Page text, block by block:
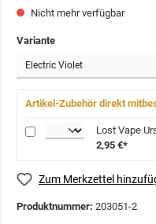
Nicht mehr verfügbar
Variante
Artikel-Zubehör direkt
2,95 €*
Zum Merkzettel
Produktnummer: 203051-2